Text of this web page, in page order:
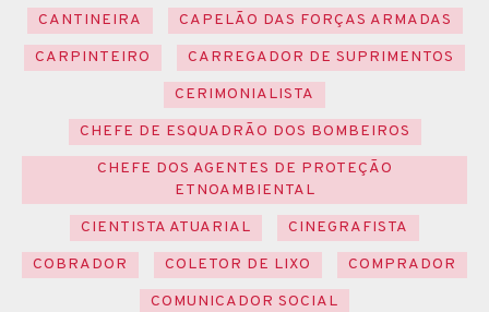
CANTINEIRA
CAPELÃO DAS FORÇAS ARMADAS
CARPINTEIRO
CARREGADOR DE SUPRIMENTOS
CERIMONIALISTA
CHEFE DE ESQUADRÃO DOS BOMBEIROS
CHEFE DOS AGENTES DE PROTEÇÃO
ETNOAMBIENTAL
CIENTISTA ATUARIAL
CINEGRAFISTA
COBRADOR
COLETOR DE LIXO
COMPRADOR
COMUNICADOR SOCIAL